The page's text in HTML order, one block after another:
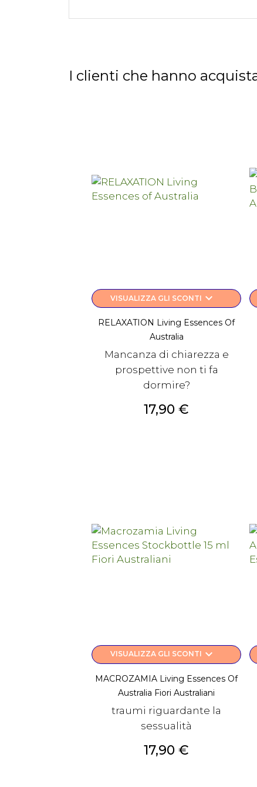
I clienti che hanno
VISUALIZZA GLI SCONTI keyboard_arrow_down
RELAXATION Living Essences Of
Australia
Mancanza di chiarezza e
prospettive non ti fa
dormire?
Prezzo
17,90 €
VISUALIZZA GLI SCONTI keyboard_arrow_down
MACROZAMIA Living Essences Of
Australia Fiori Australiani
traumi riguardante la
sessualità
Prezzo
17,90 €